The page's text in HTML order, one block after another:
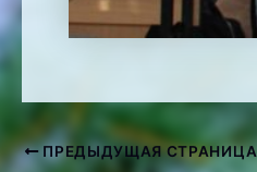
Навигация
ПРЕДЫДУЩАЯ СТРАНИЦА